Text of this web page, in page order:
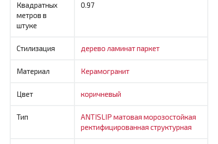
Квадратных
метров в
штуке
0.97
Стилизация дерево ламинатпаркет
Материал Керамогранит
Цвет коричневый
Тип ANTISLIP матовая морозостойкая
ректифицированная структурная